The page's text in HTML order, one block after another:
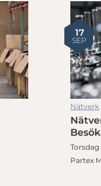
17
SEP
Nätverk
Partex